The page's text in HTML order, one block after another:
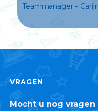
Teammanager – Carijn
VRAGEN
Mocht u nog vragen